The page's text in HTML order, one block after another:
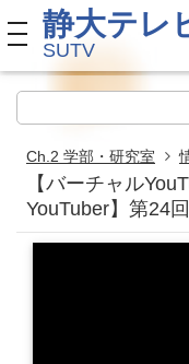
toggle navigation
静大テレ
SUTV
Ch.2 学部・研究室
【バーチャル
YouTuber】第24